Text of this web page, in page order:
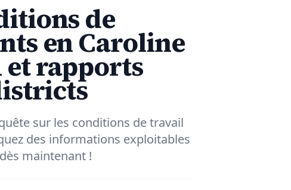
de
en Caroline
et rapports
sur les conditions de travail
des informations exploitables
maintenant !